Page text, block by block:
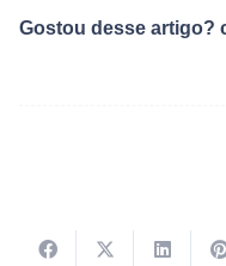
Gostou desse artigo?